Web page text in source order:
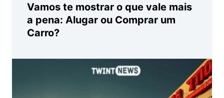
Vamos te mostrar o que vale mais
a pena: Alugar ou Comprar um
Carro?